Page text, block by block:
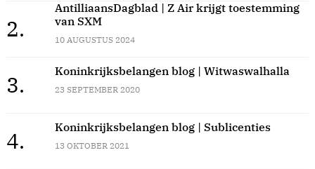
2.
AntilliaansDagblad | Z Air krijgt toestemming
van SXM
10 AUGUSTUS 2024
3.
Koninkrijksbelangen blog | Witwaswalhalla
23 SEPTEMBER 2020
4.
Koninkrijksbelangen blog | Sublicenties
13 OKTOBER 2021